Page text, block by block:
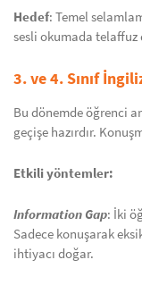
Hedef: Temel
sesli okumada telaffuz
3. ve 4. Sınıf
Bu dönemde öğrenci
geçişe hazırdır.
Etkili yöntemler:
Information Gap: İki
Sadece konuşarak
ihtiyacı doğar.